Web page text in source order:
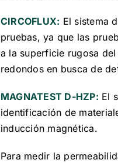
CIRCOFLUX: El sistema
pruebas, ya que las
a la superficie rugosa
redondos en busca de
MAGNATEST D-HZP: El
identificación de
inducción magnética.
Para medir la